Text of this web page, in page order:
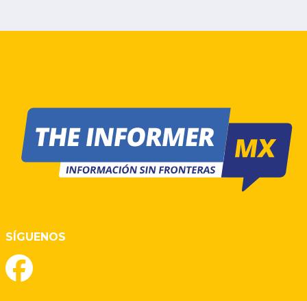
SÍGUENOS